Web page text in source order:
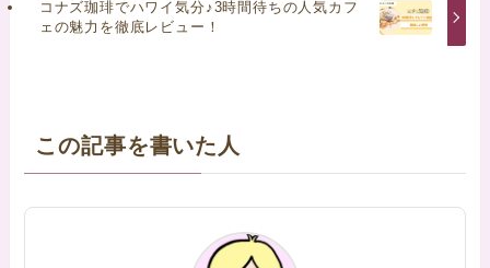
コナズ珈琲でハワイ気分♪3時間待ちの人気カフ
ェの魅力を徹底レビュー！
この記事を書いた人